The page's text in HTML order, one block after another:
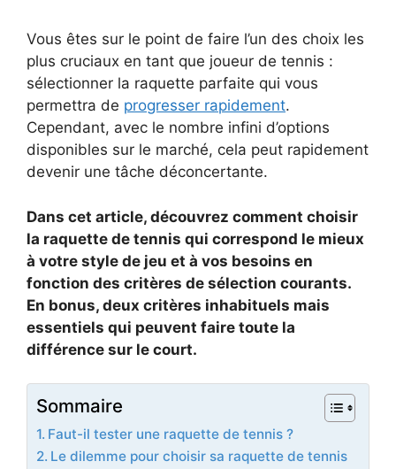
Vous êtes sur le point de faire l’un des choix les
plus cruciaux en tant que joueur de tennis :
sélectionner la raquette parfaite qui vous
permettra de progresser rapidement.
Cependant, avec le nombre infini d’options
disponibles sur le marché, cela peut rapidement
devenir une tâche déconcertante.
Dans cet article, découvrez comment choisir
la raquette de tennis qui correspond le mieux
à votre style de jeu et à vos besoins en
fonction des critères de sélection courants.
En bonus, deux critères inhabituels mais
essentiels qui peuvent faire toute la
différence sur le court.
Sommaire
Faut-il tester une raquette de tennis ?
Le dilemme pour choisir sa raquette de tennis